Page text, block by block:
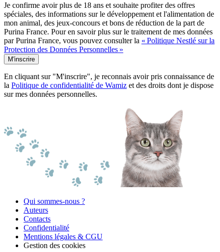
Je confirme avoir plus de 18 ans et souhaite profiter des offres
spéciales, des informations sur le développement et l'alimentation de
mon animal, des jeux-concours et bons de réduction de la part de
Purina France. Pour en savoir plus sur le traitement de mes données
par Purina France, vous pouvez consulter la « Politique Nestlé sur la
Protection des Données Personnelles »
M'inscrire
En cliquant sur "M'inscrire", je reconnais avoir pris connaissance de
la Politique de confidentialité de Wamiz et des droits dont je dispose
sur mes données personnelles.
Qui sommes-nous ?
Auteurs
Contacts
Confidentialité
Mentions légales & CGU
Gestion des cookies